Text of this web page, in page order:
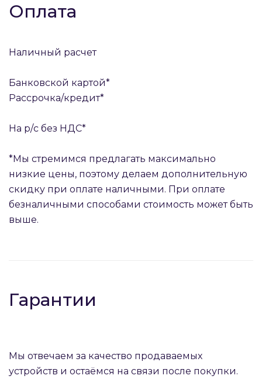
Оплата
Наличный расчет
Банковской картой*
Рассрочка/кредит*
На р/с без НДС*
*Мы стремимся предлагать максимально
низкие цены, поэтому делаем дополнительную
скидку при оплате наличными. При оплате
безналичными способами стоимость может быть
выше.
Гарантии
Мы отвечаем за качество продаваемых
устройств и остаёмся на связи после покупки.